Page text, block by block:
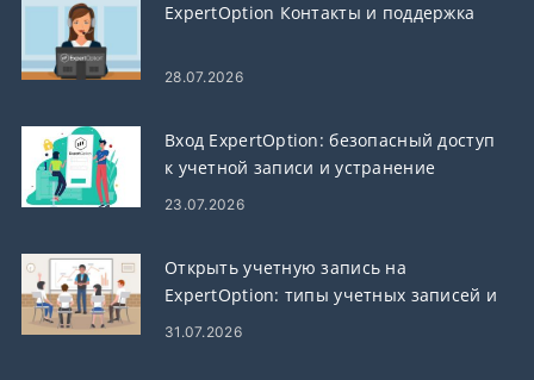
ExpertOption Контакты и поддержка
28.07.2026
Вход ExpertOption: безопасный доступ
к учетной записи и устранение
неполадок
23.07.2026
Открыть учетную запись на
ExpertOption: типы учетных записей и
этапы настройки
31.07.2026